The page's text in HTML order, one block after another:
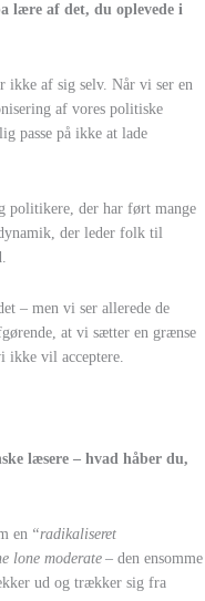
lære af det, du oplevede i
af sig selv. Når vi ser en
af vores politiske
passe på ikke at lade
politikere, der har ført mange
der leder folk til
– men vi ser allerede de
at vi sætter en grænse
ikke vil acceptere.
læsere – hvad håber du,
en “radikaliseret
lone moderate– den ensomme
ud og trækker sig fra